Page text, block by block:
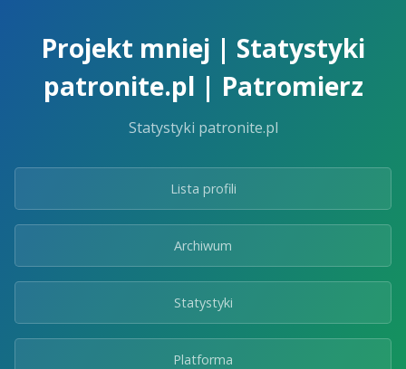
Projekt mniej | Statystyki
patronite.pl | Patromierz
Statystyki patronite.pl
Lista profili
Archiwum
Statystyki
Platforma